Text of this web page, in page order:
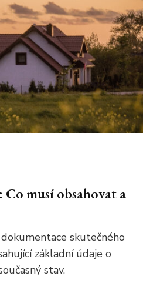
Co musí obsahovat a
skutečného
základní údaje o
stav.